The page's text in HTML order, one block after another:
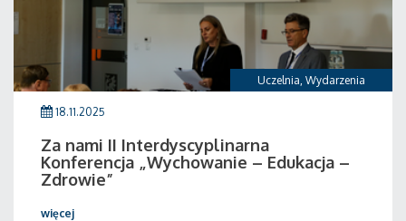
Uczelnia, Wydarzenia
18.11.2025
Za nami II Interdyscyplinarna
Konferencja „Wychowanie – Edukacja –
Zdrowie”
więcej